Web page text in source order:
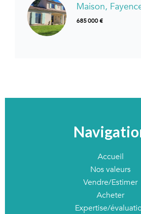
Maison,
685 000 €
Accueil
Nos valeurs
Vendre/Estimer
Acheter
Expertise/